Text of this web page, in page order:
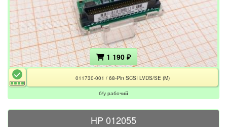
1 190 ₽
011730-001 / 68-Pin SCSI LVDS/SE (M)
б/у рабочий
HP 012055